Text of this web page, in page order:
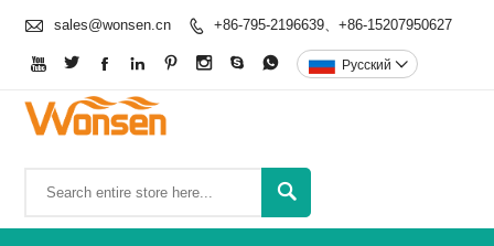
 sales@wonsen.cn  +86-795-2196639、+86-15207950627
        Pусский 
